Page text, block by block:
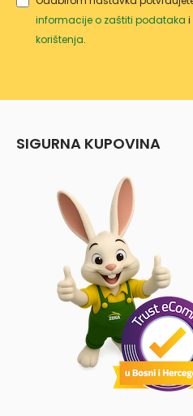
informacije o zaštiti podataka i
korištenja.
SIGURNA KUPOVINA